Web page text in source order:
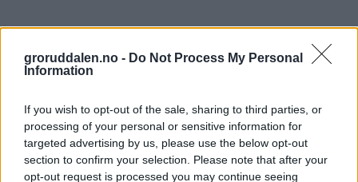
groruddalen.no - Do Not Process My Personal
Information
If you wish to opt-out of the sale, sharing to third parties, or
processing of your personal or sensitive information for
targeted advertising by us, please use the below opt-out
section to confirm your selection. Please note that after your
opt-out request is processed you may continue seeing